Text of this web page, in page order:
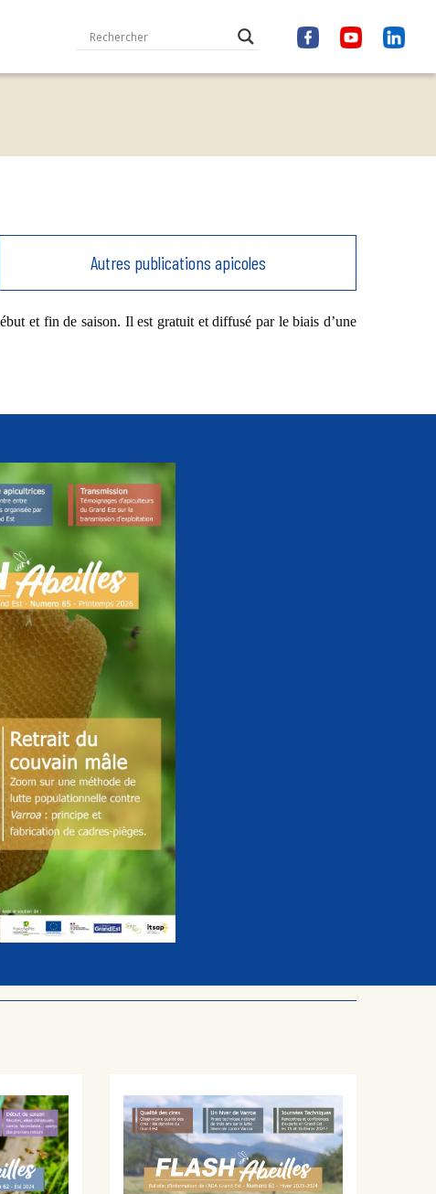
Autres publications apicoles
et fin de saison. Il est gratuit et diffusé par le biais d’une